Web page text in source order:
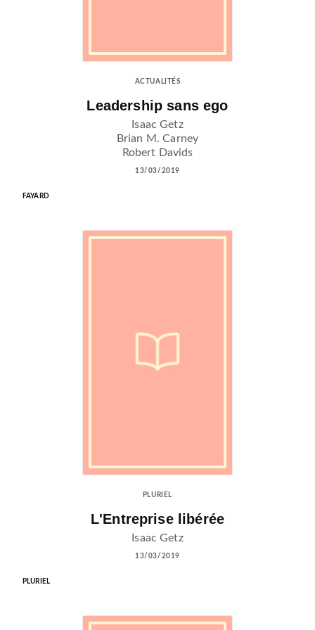
ACTUALITÉS
Leadership sans ego
Isaac Getz
Brian M. Carney
Robert Davids
13/03/2019
FAYARD
PLURIEL
L'Entreprise libérée
Isaac Getz
13/03/2019
PLURIEL